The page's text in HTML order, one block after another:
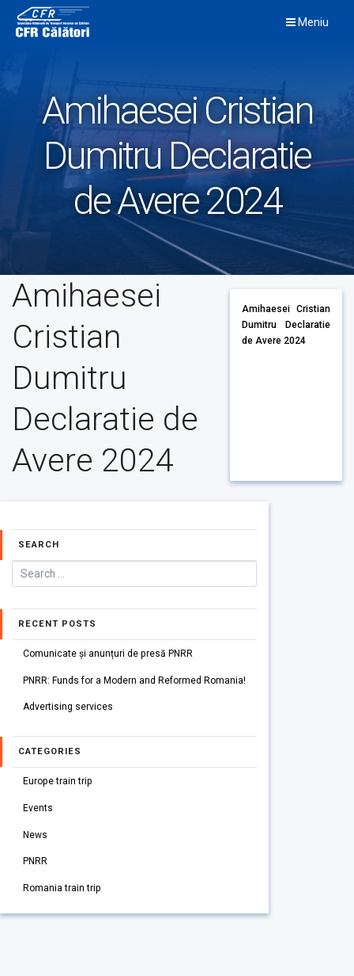
content
Meniu
Amihaesei Cristian
Dumitru Declaratie
de Avere 2024
Amihaesei
Cristian
Dumitru
Declaratie de
Avere 2024
Amihaesei Cristian
Dumitru Declaratie
de Avere 2024
SEARCH
RECENT POSTS
Comunicate și anunțuri de presă PNRR
PNRR: Funds for a Modern and Reformed Romania!
Advertising services
CATEGORIES
Europe train trip
Events
News
PNRR
Romania train trip